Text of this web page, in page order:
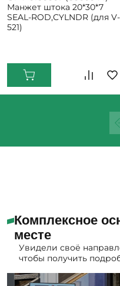
Манжет штока 20*30*7
SEAL-ROD,CYLNDR (для V-
521)
Комплексное
месте
Увидели своё
чтобы получить